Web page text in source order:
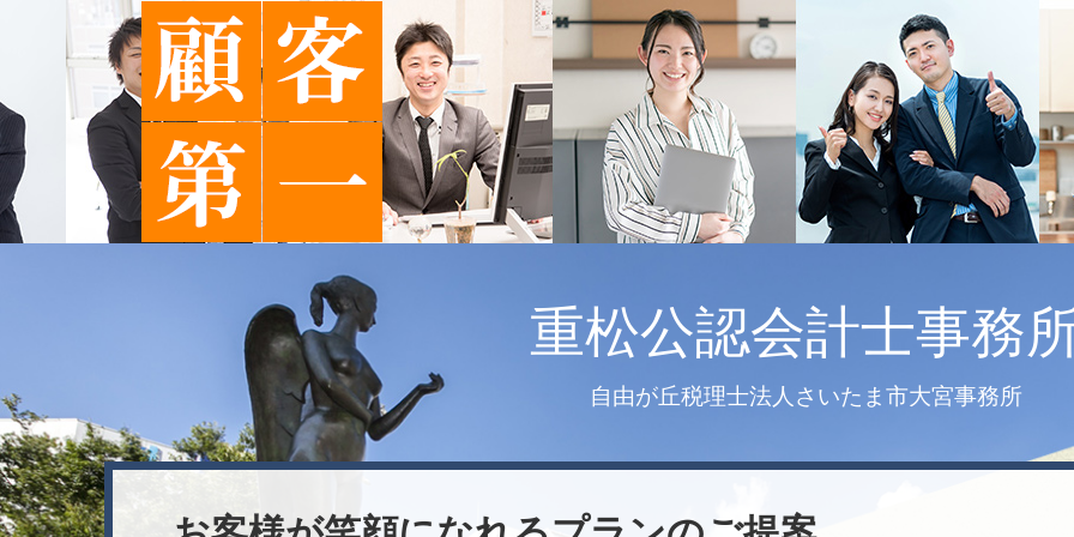
重松公認会計士事務
自由が丘税理士法人さいたま市大宮事務所